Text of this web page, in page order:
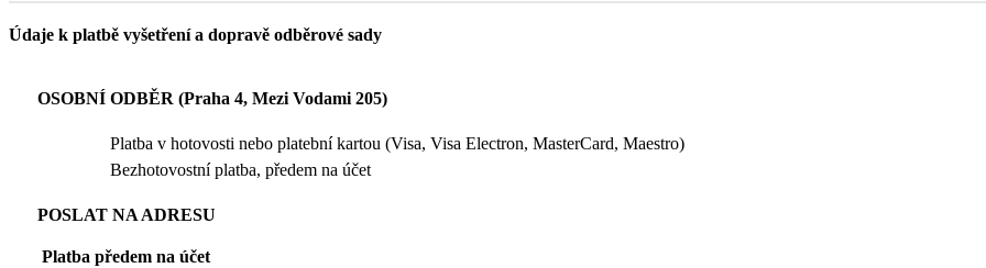
Údaje k platbě vyšetření a dopravě odběrové sady
OSOBNÍ ODBĚR (Praha 4, Mezi Vodami 205)
Platba v hotovosti nebo platební kartou (Visa, Visa Electron, MasterCard, Maestro)
Bezhotovostní platba, předem na účet
POSLAT NA ADRESU
Platba předem na účet